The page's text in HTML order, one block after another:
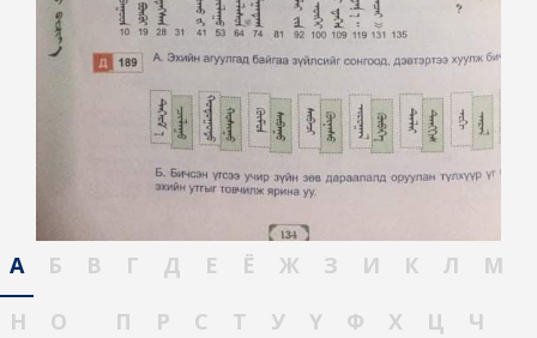
А Б В Г Д Е Ё Ж З И К Л
М
Н
О П Р С Т У Ү Ф Х Ц
Ч